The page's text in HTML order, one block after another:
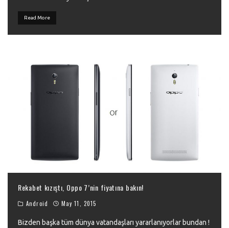
Read More
Rekabet kızıştı, Oppo 7’nin fiyatına bakın!
Android May 11, 2015
Bizden başka tüm dünya vatandaşları yararlanıyorlar bundan !